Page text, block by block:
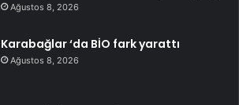
Ağustos 8, 2026
Karabağlar ‘da BİO fark yarattı
Ağustos 8, 2026